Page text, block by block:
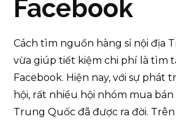
Facebook
Cách tìm nguồn hàng sỉ nội địa
vừa giúp tiết kiệm chi phí là tìm
Facebook. Hiện nay, với sự phát
hội, rất nhiều hội nhóm mua bán
Trung Quốc đã được ra đời.